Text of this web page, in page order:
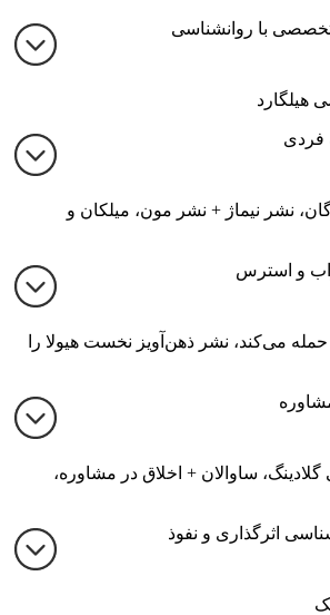
هیلگارد
نشر نیماژ + نشر مون، میلکان و
می‌کند، نشر ذهن‌آویز نخست هیولا را
ساوالان + اخلاق در مشاوره،